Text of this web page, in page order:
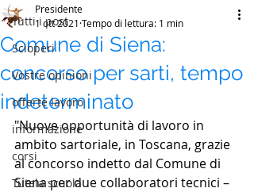
Tutti i post
Scioperi
Vostre opinioni
offerte lavoro
informazione
corsi
Tutela scuola
Comune di Siena:
concorso per sarti, tempo
indeterminato
Presidente
1 ott 2021 Tempo di lettura: 1 min
"Nuove opportunità di lavoro in
ambito sartoriale, in Toscana, grazie
al concorso indetto dal Comune di
Siena per due collaboratori tecnici –